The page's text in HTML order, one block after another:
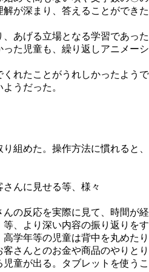
が深まり、答えることができ
あげる立場となる学習であっ
た児童も、繰り返しアニメー
れたことがうれしかったよう
うだった。
組めた。操作方法に慣れると
んに見せる等、様々
の反応を実際に見て、時間が
、より深い内容の振り返りをす
年等の児童は背中を丸めた
さんとのお金や商品のやりと
が出る。タブレットを使う